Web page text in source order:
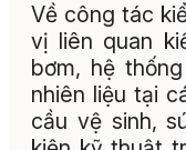
Về công tác
vị liên quan
bơm, hệ
nhiên liệu tại
cầu vệ sinh,